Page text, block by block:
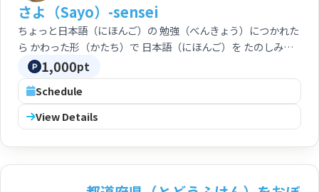
ちょっと日本語（にほんご）の 勉強（べんきょう）につかれた
ら かわった形（かたち）で 日本語（にほんご）を たのしみま
せんか？
さよ（Sayo）-sensei
1,000pt
Schedule
View Details